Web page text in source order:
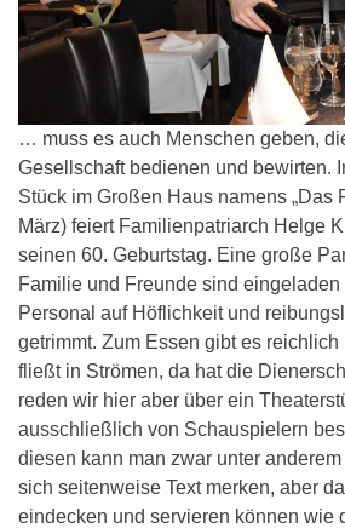
… muss es auch Menschen geben,
Gesellschaft bedienen und bewirten.
Stück im Großen Haus namens „Das
März) feiert Familienpatriarch Helge
seinen 60. Geburtstag. Eine große
Familie und Freunde sind
Personal auf Höflichkeit und
getrimmt. Zum Essen gibt es reichlich
fließt in Strömen, da hat die
reden wir hier aber über ein
ausschließlich von Schauspielern
diesen kann man zwar unter
sich seitenweise Text merken, aber
eindecken und servieren können wie